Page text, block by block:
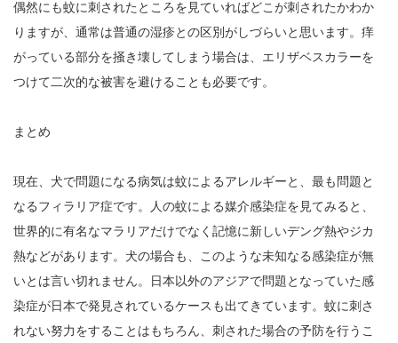
偶然にも蚊に刺されたところを見ていればどこが刺されたかわか
りますが、通常は普通の湿疹との区別がしづらいと思います。痒
がっている部分を掻き壊してしまう場合は、エリザベスカラーを
つけて二次的な被害を避けることも必要です。
まとめ
現在、犬で問題になる病気は蚊によるアレルギーと、最も問題と
なるフィラリア症です。人の蚊による媒介感染症を見てみると、
世界的に有名なマラリアだけでなく記憶に新しいデング熱やジカ
熱などがあります。犬の場合も、このような未知なる感染症が無
いとは言い切れません。日本以外のアジアで問題となっていた感
染症が日本で発見されているケースも出てきています。蚊に刺さ
れない努力をすることはもちろん、刺された場合の予防を行うこ